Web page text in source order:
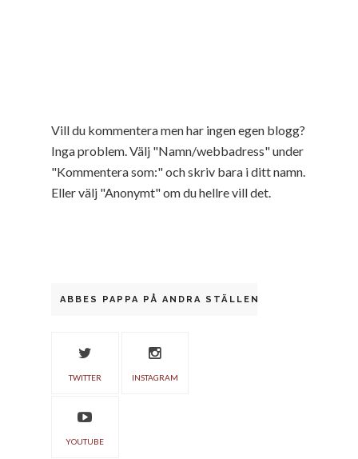
Vill du kommentera men har ingen egen blogg?
Inga problem. Välj "Namn/webbadress" under
"Kommentera som:" och skriv bara i ditt namn.
Eller välj "Anonymt" om du hellre vill det.
ABBES PAPPA PÅ ANDRA STÄLLEN
TWITTER INSTAGRAM
YOUTUBE